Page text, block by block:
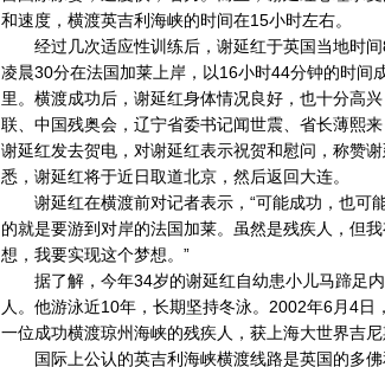
和速度，横渡英吉利海峡的时间在15小时左右。
经过几次适应性训练后，谢延红于英国当地时间
凌晨30分在法国加莱上岸，以16小时44分钟的时间
里。横渡成功后，谢延红身体情况良好，也十分高
联、中国残奥会，辽宁省委书记闻世震、省长薄熙
谢延红发去贺电，对谢延红表示祝贺和慰问，称赞
悉，谢延红将于近日取道北京，然后返回大连。
谢延红在横渡前对记者表示，“可能成功，也可
的就是要游到对岸的法国加莱。虽然是残疾人，但
想，我要实现这个梦想。”
据了解，今年34岁的谢延红自幼患小儿马蹄足内
人。他游泳近10年，长期坚持冬泳。2002年6月4
一位成功横渡琼州海峡的残疾人，获上海大世界吉尼
国际上公认的英吉利海峡横渡线路是英国的多佛